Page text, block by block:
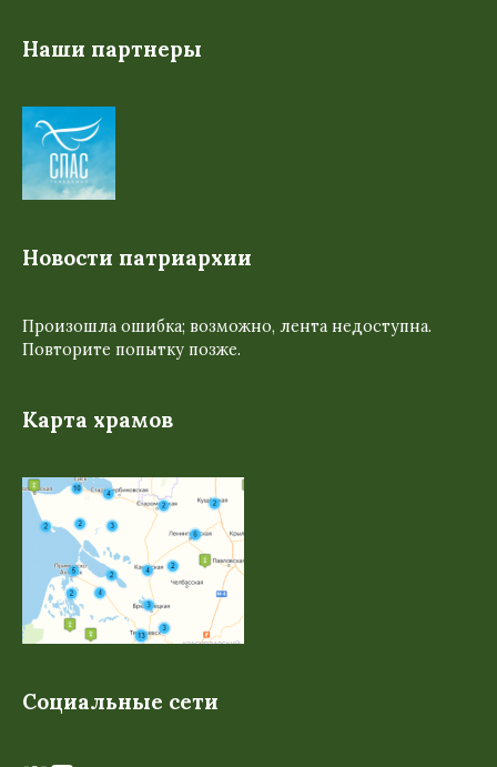
Наши партнеры
Новости патриархии
Произошла ошибка; возможно, лента недоступна.
Повторите попытку позже.
Карта храмов
Социальные сети